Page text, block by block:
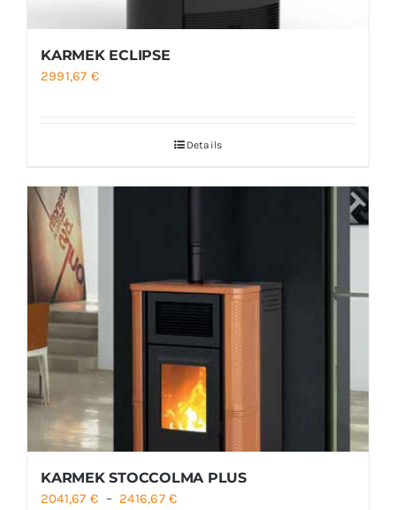
KARMEK ECLIPSE
2991,67 €
Details
KARMEK STOCCOLMA PLUS
2041,67 € – 2416,67€Plage